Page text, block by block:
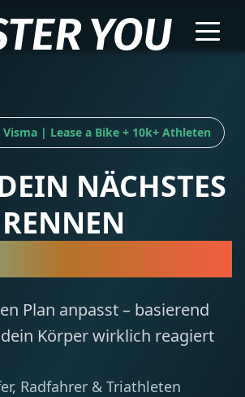
| Lease a Bike + 10k+ Athleten
NÄCHSTES
RENNEN
Plan anpasst – basierend
Körper wirklich reagiert
Radfahrer & Triathleten